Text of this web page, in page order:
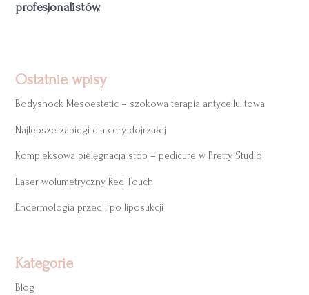
profesjonalistów.
Ostatnie wpisy
Bodyshock Mesoestetic – szokowa terapia antycellulitowa
Najlepsze zabiegi dla cery dojrzałej
Kompleksowa pielęgnacja stóp – pedicure w Pretty Studio
Laser wolumetryczny Red Touch
Endermologia przed i po liposukcji
Kategorie
Blog